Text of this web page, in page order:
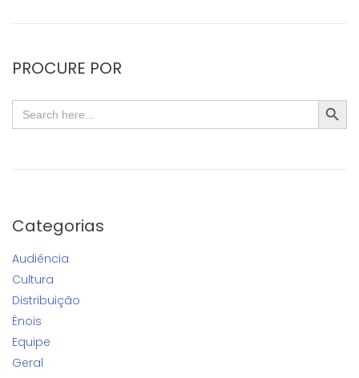
PROCURE POR
Search
for:
Categorias
Audiência
Cultura
Distribuição
Énois
Equipe
Geral